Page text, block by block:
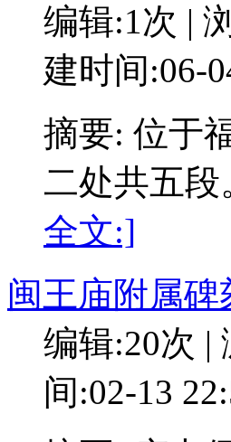
编辑:1次 |
建时间:06-
摘要: 位于
二处共五段
全文:]
闽王庙附属碑
编辑:20次 |
间:02-13